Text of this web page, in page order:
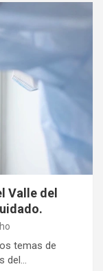
Valle del
temas de